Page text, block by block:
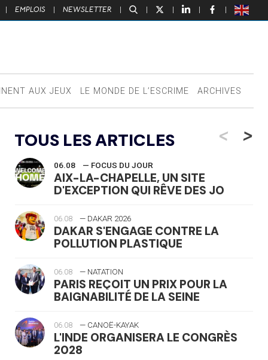
| EMPLOIS | NEWSLETTER | | | | |
AUX JEUX LE MONDE DE L’ESCRIME ARCHIVES
TOUS LES ARTICLES <
06.08 — FOCUS DU JOUR
AIX-LA-CHAPELLE, UN SITE
D'EXCEPTION QUI RÊVE DES JO
06.08 — DAKAR 2026
DAKAR S'ENGAGE CONTRE LA
POLLUTION PLASTIQUE
06.08 — NATATION
PARIS REÇOIT UN PRIX POUR LA
BAIGNABILITÉ DE LA SEINE
06.08 — CANOË-KAYAK
L'INDE ORGANISERA LE CONGRÈS
2028
>